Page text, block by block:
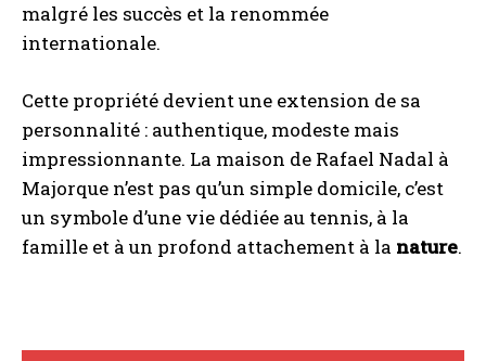
malgré les succès et la renommée
internationale.
Cette propriété devient une extension de sa
personnalité : authentique, modeste mais
impressionnante. La maison de Rafael Nadal à
Majorque n’est pas qu’un simple domicile, c’est
un symbole d’une vie dédiée au tennis, à la
famille et à un profond attachement à la nature.